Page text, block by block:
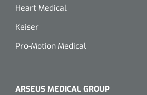
Heart Medical
Keiser
Pro-Motion Medical
ARSEUS MEDICAL GROUP